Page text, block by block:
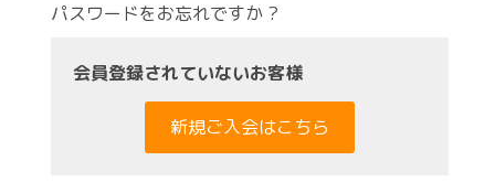
パスワードをお忘れですか ?
会員登録されていないお客様
新規ご入会はこちら